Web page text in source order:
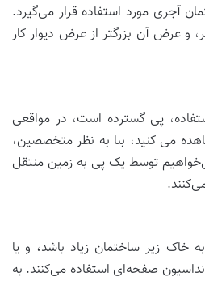
آجری مورد استفاده قرار می‌گیرد.
۵۰ سانتی متر، و عرض آن بزرگتر از عرض دیوار کار
پی گسترده است، در مواقعی
می کنید، بنا به نظر متخصصین،
توسط یک پی به زمین منتقل
خاک زیر ساختمان زیاد باشد، و یا
صفحه‌ای استفاده می‌کنند. به